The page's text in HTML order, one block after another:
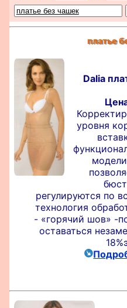
платье
Dalia
уровня
регулируются по
технология
- «горячий шов» -
оставаться